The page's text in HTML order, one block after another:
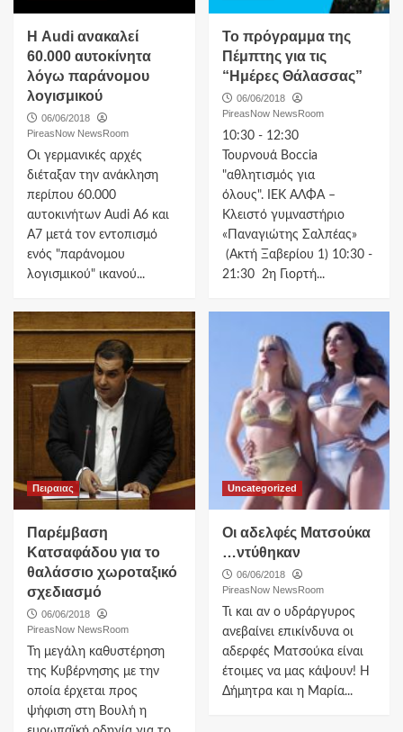
Η Audi ανακαλεί
60.000 αυτοκίνητα
λόγω παράνομου
λογισμικού
06/06/2018
PireasNow NewsRoom
Οι γερμανικές αρχές
διέταξαν την ανάκληση
περίπου 60.000
αυτοκινήτων Audi A6 και
A7 μετά τον εντοπισμό
ενός "παράνομου
λογισμικού" ικανού...
Το πρόγραμμα της
Πέμπτης για τις
“Ημέρες Θάλασσας”
06/06/2018
PireasNow NewsRoom
10:30 - 12:30
Τουρνουά Boccia
"αθλητισμός για
όλους". IEK ΑΛΦΑ –
Κλειστό γυμναστήριο
«Παναγιώτης Σαλπέας»
(Ακτή Ξαβερίου 1) 10:30 -
21:30 2η Γιορτή...
Πειραιας
Παρέμβαση
Κατσαφάδου για το
θαλάσσιο χωροταξικό
σχεδιασμό
06/06/2018
PireasNow NewsRoom
Τη μεγάλη καθυστέρηση
της Κυβέρνησης με την
οποία έρχεται προς
ψήφιση στη Βουλή η
Uncategorized
Οι αδελφές Ματσούκα
…ντύθηκαν
06/06/2018
PireasNow NewsRoom
Τι και αν ο υδράργυρος
ανεβαίνει επικίνδυνα οι
αδερφές Ματσούκα είναι
έτοιμες να μας κάψουν! Η
Δήμητρα και η Μαρία...